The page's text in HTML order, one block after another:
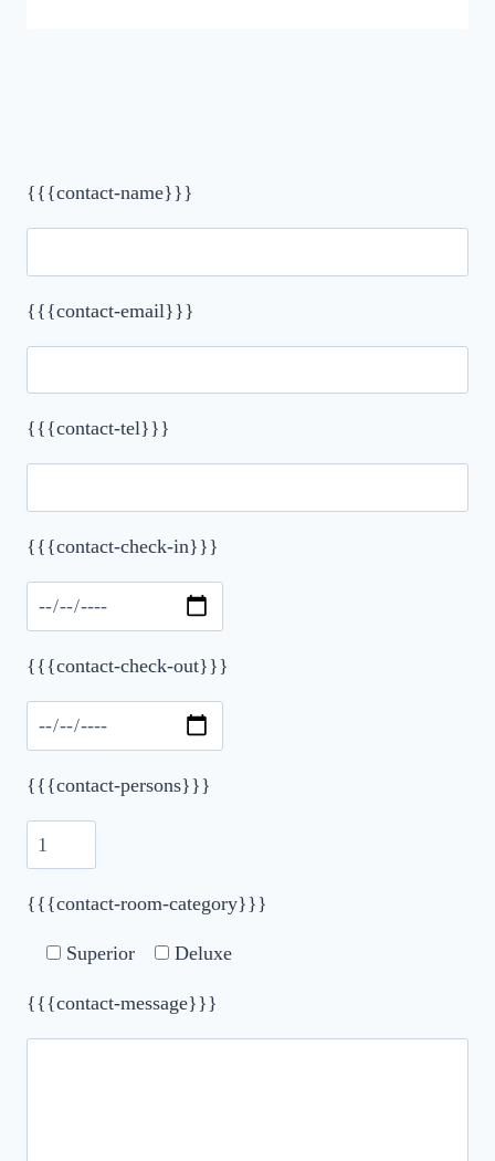
{{{contact-name}}}
{{{contact-email}}}
{{{contact-tel}}}
Please leave this field empty.
{{{contact-check-in}}}
{{{contact-check-out}}}
{{{contact-persons}}}
{{{contact-room-category}}}
Superior Deluxe
{{{contact-message}}}